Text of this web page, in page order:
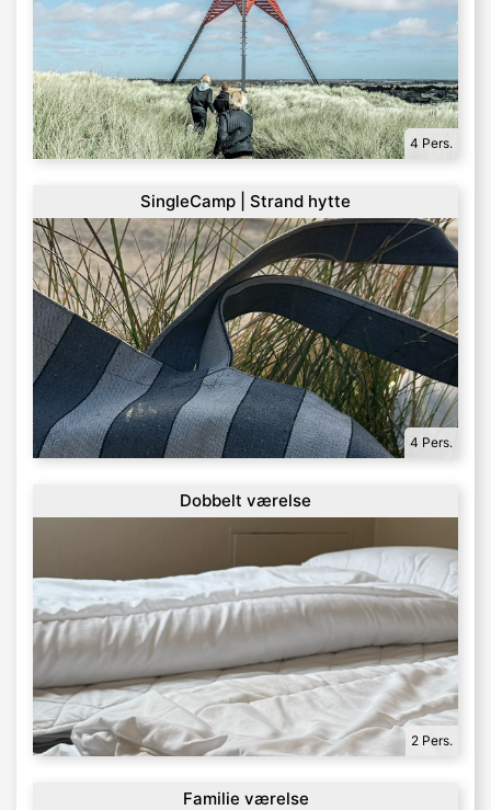
4 Pers.
SingleCamp | Strand hytte
4 Pers.
Dobbelt værelse
2 Pers.
Familie værelse